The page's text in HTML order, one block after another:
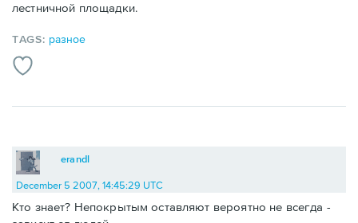
лестничной площадки.
TAGS: разное
erandl
December 5 2007, 14:45:29 UTC
Кто знает? Непокрытым оставляют вероятно не всегда -